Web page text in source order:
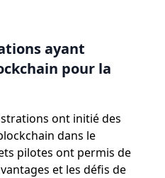
ayant
pour la
ont initié des
dans le
pilotes ont permis de
et les défis de